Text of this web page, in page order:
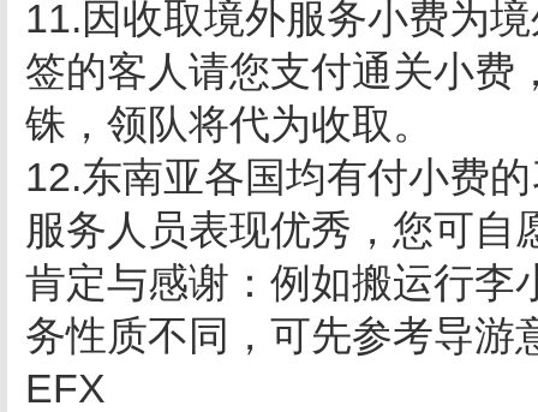
11.因收取境外服务小费为
签的客人请您支付通关小费
铢，领队将代为收取。
12.东南亚各国均有付小费
服务人员表现优秀，您可自
肯定与感谢：例如搬运行李
务性质不同，可先参考导游
EFX